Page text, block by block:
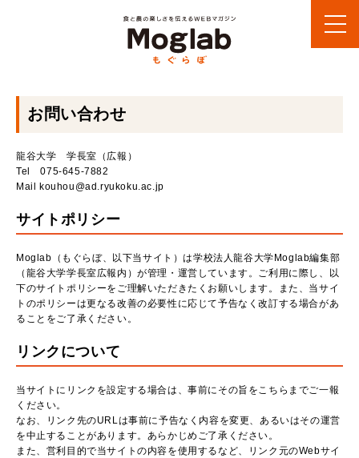
お問い合わせ
龍谷大学 学長室（広報）
Tel 075-645-7882
Mail kouhou@ad.ryukoku.ac.jp
サイトポリシー
Moglab（もぐらぼ、以下当サイト）は学校法人龍谷大学Moglab編集部
（龍谷大学学長室広報内）が管理・運営しています。ご利用に際し、以
下のサイトポリシーをご理解いただきたくお願いします。また、当サイ
トのポリシーは更なる改善の必要性に応じて予告なく改訂する場合があ
ることをご了承ください。
リンクについて
当サイトにリンクを設定する場合は、事前にその旨をこちらまでご一報
ください。
なお、リンク先のURLは事前に予告なく内容を変更、あるいはその運営
を中止することがあります。あらかじめご了承ください。
また、営利目的で当サイトの内容を使用するなど、リンク元のWebサイ